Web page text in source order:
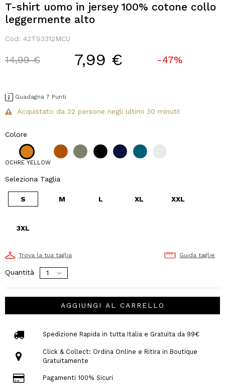
T-shirt uomo in jersey 100% cotone collo
leggermente alto
Cod: 42TS3312MCU
Price reduced from
14,99 €to 7,99 € -47%
Guadagna 7 Punti
Acquistato da 22 persone negli ultimi 30 minuti!
Colore
OCHRE YELLOW
Seleziona Taglia
S M L XL XXL
3XL
Trova la tua taglia Guida taglie
Quantità
AGGIUNGI AL CARRELLO
Spedizione Rapida in tutta Italia e Gratuita da 99€
Click & Collect: Ordina Online e Ritira in Boutique
Gratuitamente
Pagamenti 100% Sicuri